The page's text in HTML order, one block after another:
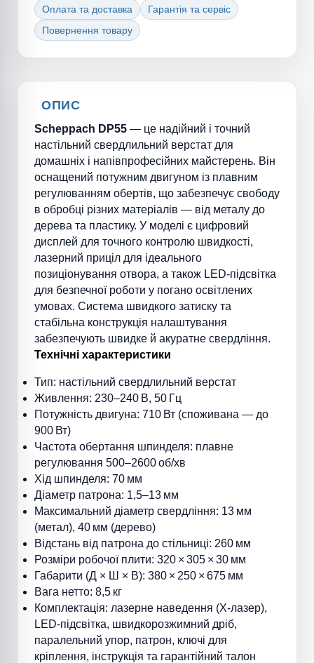
Оплата та доставка
Гарантія та сервіс
Повернення товару
ОПИС
Scheppach DP55 — це надійний і точний
настільний свердлильний верстат для
домашніх і напівпрофесійних майстерень. Він
оснащений потужним двигуном із плавним
регулюванням обертів, що забезпечує свободу
в обробці різних матеріалів — від металу до
дерева та пластику. У моделі є цифровий
дисплей для точного контролю швидкості,
лазерний приціл для ідеального
позиціонування отвора, а також LED-підсвітка
для безпечної роботи у погано освітлених
умовах. Система швидкого затиску та
стабільна конструкція налаштування
забезпечують швидке й акуратне свердління.
Технічні характеристики
Тип: настільний свердлильний верстат
Живлення: 230–240 В, 50 Гц
Потужність двигуна: 710 Вт (споживана — до
900 Вт)
Частота обертання шпинделя: плавне
регулювання 500–2600 об/хв
Хід шпинделя: 70 мм
Діаметр патрона: 1,5–13 мм
Максимальний діаметр свердління: 13 мм
(метал), 40 мм (дерево)
Відстань від патрона до стільниці: 260 мм
Розміри робочої плити: 320 × 305 × 30 мм
Габарити (Д × Ш × В): 380 × 250 × 675 мм
Вага нетто: 8,5 кг
Комплектація: лазерне наведення (X-лазер),
LED-підсвітка, швидкорозжимний дріб,
паралельний упор, патрон, ключі для
кріплення, інструкція та гарантійний талон